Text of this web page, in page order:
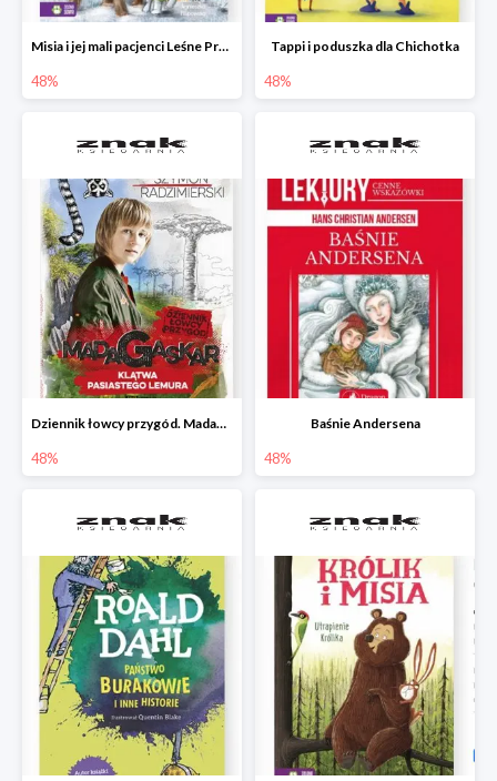
Misia i jej mali pacjenci Leśne Przytulisko
48%
Tappi i poduszka dla Chichotka
48%
Dziennik łowcy przygód. Madagaskar. Klątwa pasiastego lemura
48%
Baśnie Andersena
48%